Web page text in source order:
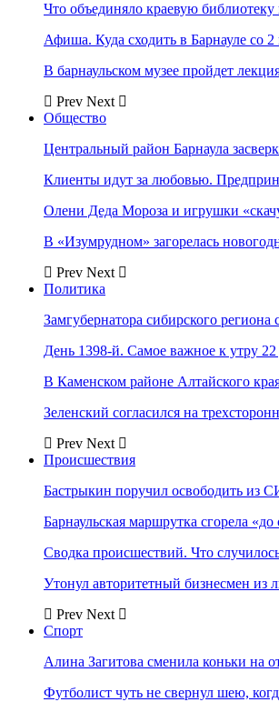
Что объединяло краевую
Афиша. Куда сходить в Барнауле со 2
В барнаульском музее пройдет
Prev Next
Общество
Центральный район Барнаула
Клиенты идут за любовью.
Олени Деда Мороза и игрушки
В «Изумрудном» загорелась
Prev Next
Политика
Замгубернатора сибирского региона
День 1398-й. Самое важное к утру 22
В Каменском районе Алтайского
Зеленский согласился на
Prev Next
Происшествия
Бастрыкин поручил освободить из
Барнаульская маршрутка сгорела
Сводка происшествий. Что
Утонул авторитетный бизнесмен из
Prev Next
Спорт
Алина Загитова сменила коньки на
Футболист чуть не свернул шею,